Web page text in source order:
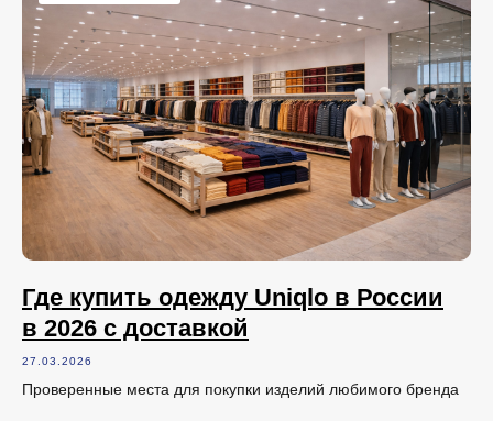
Где купить одежду Uniqlo в России
в 2026 с доставкой
27.03.2026
Проверенные места для покупки изделий любимого бренда